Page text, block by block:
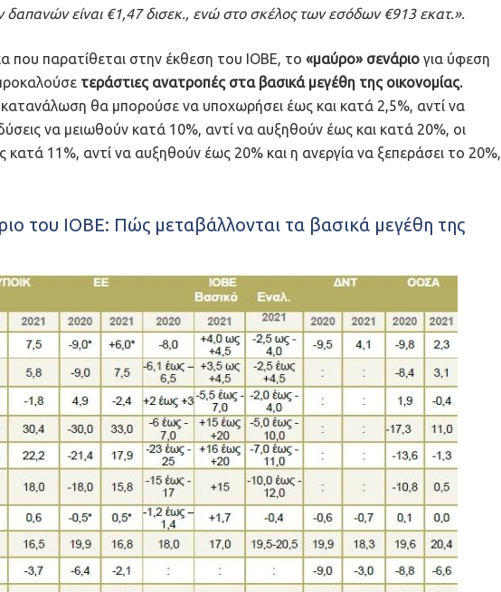
είναι €1,47 δισεκ., ενώ στο σκέλος των εσόδων €913 εκατ.».
που παρατίθεται στην έκθεση του ΙΟΒΕ, το «μαύρο» σενάριο για ύφεση
τεράστιες ανατροπές στα βασικά μεγέθη της οικονομίας.
θα μπορούσε να υποχωρήσει έως και κατά 2,5%, αντί να
να μειωθούν κατά 10%, αντί να αυξηθούν έως και κατά 20%, οι
11%, αντί να αυξηθούν έως 20% και η ανεργία να ξεπεράσει το 20%,
του ΙΟΒΕ: Πώς μεταβάλλονται τα βασικά μεγέθη της